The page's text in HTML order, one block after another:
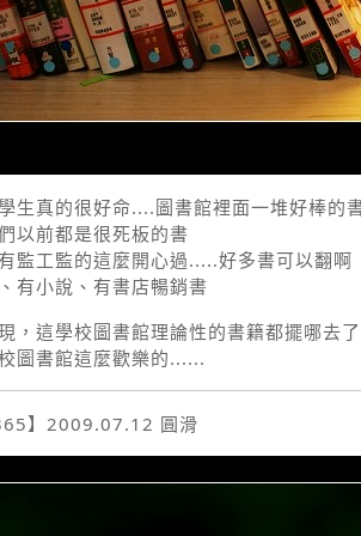
生真的很好命....圖書館裡面一堆好棒的
以前都是很死板的書
監工監的這麼開心過.....好多書可以翻啊
有小說、有書店暢銷書
，這學校圖書館理論性的書籍都擺哪去
圖書館這麼歡樂的......
】2009.07.12 圓滑